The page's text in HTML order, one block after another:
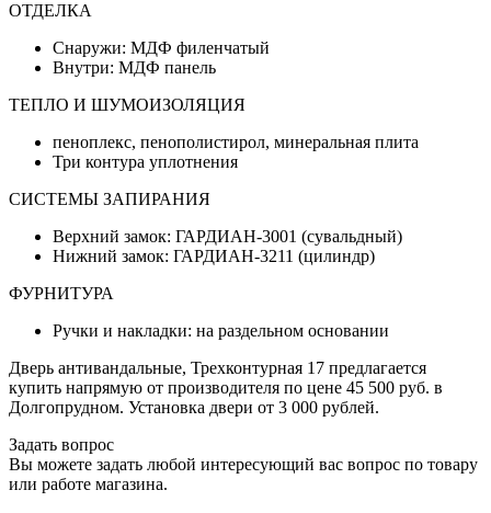
ОТДЕЛКА
Снаружи: МДФ филенчатый
Внутри: МДФ панель
ТЕПЛО И ШУМОИЗОЛЯЦИЯ
пеноплекс, пенополистирол, минеральная плита
Три контура уплотнения
СИСТЕМЫ ЗАПИРАНИЯ
Верхний замок: ГАРДИАН-3001 (сувальдный)
Нижний замок: ГАРДИАН-3211 (цилиндр)
ФУРНИТУРА
Ручки и накладки: на раздельном основании
Дверь антивандальные, Трехконтурная 17 предлагается
купить напрямую от производителя по цене 45 500 руб. в
Долгопрудном. Установка двери от 3 000 рублей.
Задать вопрос
Вы можете задать любой интересующий вас вопрос по товару
или работе магазина.